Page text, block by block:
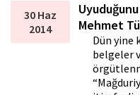
30 Haz
2014
Mehmet
Dün yine
belgeler